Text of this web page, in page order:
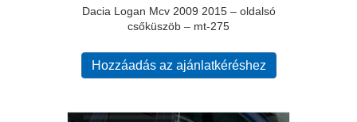
Dacia Logan Mcv 2009 2015 – oldalsó
csőküszöb – mt-275
Hozzáadás az ajánlatkéréshez